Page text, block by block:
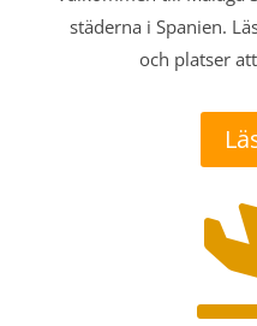
städerna i Spanien.
och platser